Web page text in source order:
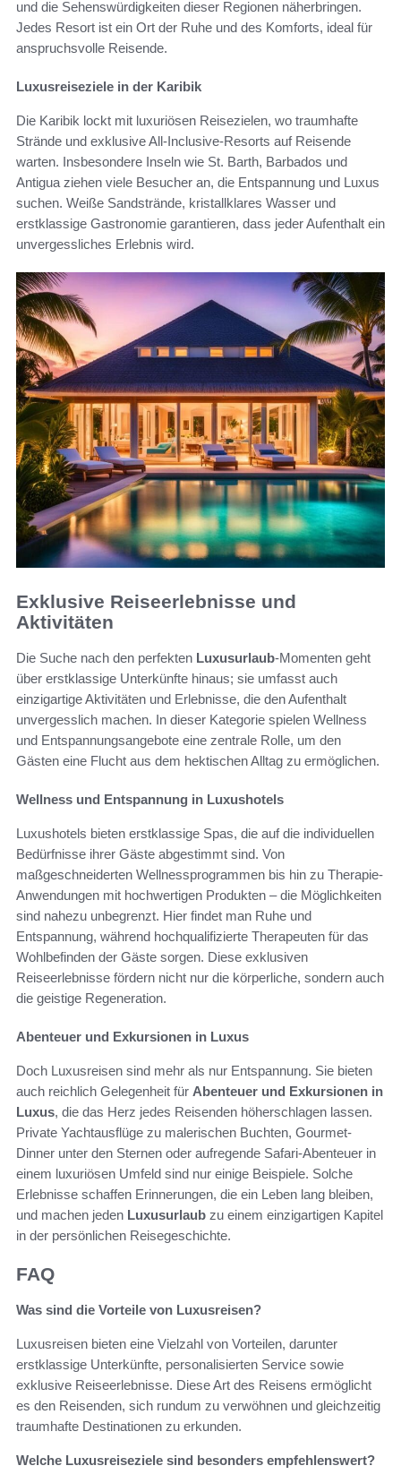
und die Sehenswürdigkeiten dieser Regionen näherbringen.
Jedes Resort ist ein Ort der Ruhe und des Komforts, ideal für
anspruchsvolle Reisende.
Luxusreiseziele in der Karibik
Die Karibik lockt mit luxuriösen Reisezielen, wo traumhafte
Strände und exklusive All-Inclusive-Resorts auf Reisende
warten. Insbesondere Inseln wie St. Barth, Barbados und
Antigua ziehen viele Besucher an, die Entspannung und Luxus
suchen. Weiße Sandstrände, kristallklares Wasser und
erstklassige Gastronomie garantieren, dass jeder Aufenthalt ein
unvergessliches Erlebnis wird.
Exklusive Reiseerlebnisse und
Aktivitäten
Die Suche nach den perfekten Luxusurlaub-Momenten geht
über erstklassige Unterkünfte hinaus; sie umfasst auch
einzigartige Aktivitäten und Erlebnisse, die den Aufenthalt
unvergesslich machen. In dieser Kategorie spielen Wellness
und Entspannungsangebote eine zentrale Rolle, um den
Gästen eine Flucht aus dem hektischen Alltag zu ermöglichen.
Wellness und Entspannung in Luxushotels
Luxushotels bieten erstklassige Spas, die auf die individuellen
Bedürfnisse ihrer Gäste abgestimmt sind. Von
maßgeschneiderten Wellnessprogrammen bis hin zu Therapie-
Anwendungen mit hochwertigen Produkten – die Möglichkeiten
sind nahezu unbegrenzt. Hier findet man Ruhe und
Entspannung, während hochqualifizierte Therapeuten für das
Wohlbefinden der Gäste sorgen. Diese exklusiven
Reiseerlebnisse fördern nicht nur die körperliche, sondern auch
die geistige Regeneration.
Abenteuer und Exkursionen in Luxus
Doch Luxusreisen sind mehr als nur Entspannung. Sie bieten
auch reichlich Gelegenheit für Abenteuer und Exkursionen in
Luxus, die das Herz jedes Reisenden höherschlagen lassen.
Private Yachtausflüge zu malerischen Buchten, Gourmet-
Dinner unter den Sternen oder aufregende Safari-Abenteuer in
einem luxuriösen Umfeld sind nur einige Beispiele. Solche
Erlebnisse schaffen Erinnerungen, die ein Leben lang bleiben,
und machen jeden Luxusurlaub zu einem einzigartigen Kapitel
in der persönlichen Reisegeschichte.
FAQ
Was sind die Vorteile von Luxusreisen?
Luxusreisen bieten eine Vielzahl von Vorteilen, darunter
erstklassige Unterkünfte, personalisierten Service sowie
exklusive Reiseerlebnisse. Diese Art des Reisens ermöglicht
es den Reisenden, sich rundum zu verwöhnen und gleichzeitig
traumhafte Destinationen zu erkunden.
Welche Luxusreiseziele sind besonders empfehlenswert?